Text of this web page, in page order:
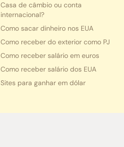
Casa de câmbio ou conta
internacional?
Como sacar dinheiro nos EUA
Como receber do exterior como PJ
Como receber salário em euros
Como receber salário dos EUA
Sites para ganhar em dólar